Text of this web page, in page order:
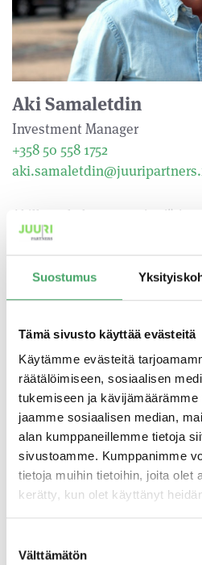
Suostumus
Tämä sivusto käyttää evästeitä
Käytämme evästeitä
räätälöimiseen, sosiaalisen
tukemiseen ja
jaamme sosiaalisen median,
alan kumppaneillemme tietoja
sivustoamme. Kumppanimme
tietoja muihin tietoihin, joita olet
kerätty, kun olet käyttänyt
valinta
Välttämätön
Aki Samaletdin
Investment Manager
+358 50 558 1752
Akilla on kokemusta
niin myyjän kuin ostajan
tausta yritysten liiketoiminnan
osallistuu uusien